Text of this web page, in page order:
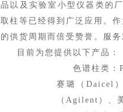
品以及实验室小型仪器类的
取柱等已经得到广泛应用。
的供货周期而倍受赞誉。 服务
目前为您提供以下产品：
色谱柱类：
赛璐（Daicel
（Agilent）、